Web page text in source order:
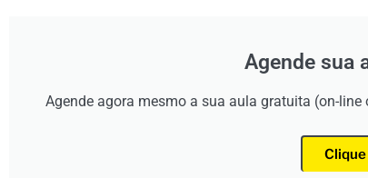
Agende sua
Agende agora mesmo a sua aula gratuita (on-
Clique